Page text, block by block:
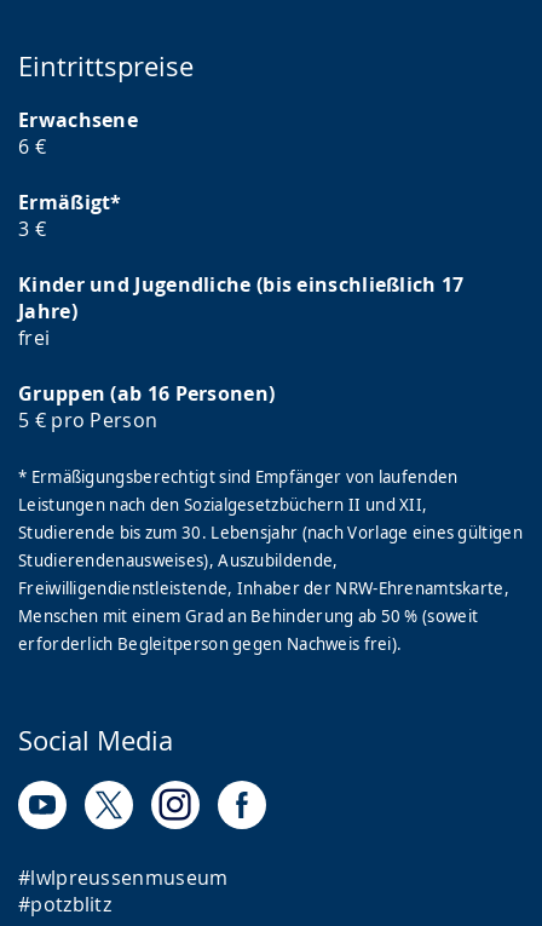
Eintrittspreise
Erwachsene
6 €
Ermäßigt*
3 €
Kinder und Jugendliche (bis einschließlich 17
Jahre)
frei
Gruppen (ab 16 Personen)
5 € pro Person
* Ermäßigungsberechtigt sind Empfänger von laufenden
Leistungen nach den Sozialgesetzbüchern II und XII,
Studierende bis zum 30. Lebensjahr (nach Vorlage eines gültigen
Studierendenausweises), Auszubildende,
Freiwilligendienstleistende, Inhaber der NRW-Ehrenamtskarte,
Menschen mit einem Grad an Behinderung ab 50 % (soweit
erforderlich Begleitperson gegen Nachweis frei).
Social Media
#lwlpreussenmuseum
#potzblitz